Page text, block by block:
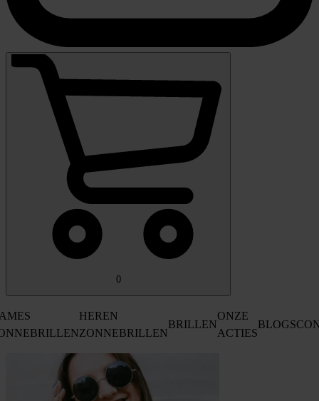
0
HEREN
ZONNEBRILLEN
BRILLEN
ONZE
ACTIES
BLOGS